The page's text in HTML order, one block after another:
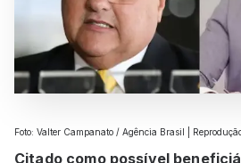
Foto: Valter Campanato / Agência Brasil |
Citado como possível